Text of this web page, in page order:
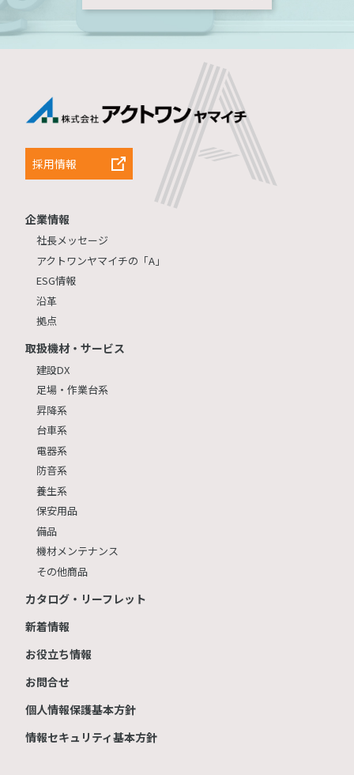
採用情報
企業情報
社長メッセージ
アクトワンヤマイチの「A」
ESG情報
沿革
拠点
取扱機材・サービス
建設DX
足場・作業台系
昇降系
台車系
電器系
防音系
養生系
保安用品
備品
機材メンテナンス
その他商品
カタログ・リーフレット
新着情報
お役立ち情報
お問合せ
個人情報保護基本方針
情報セキュリティ基本方針